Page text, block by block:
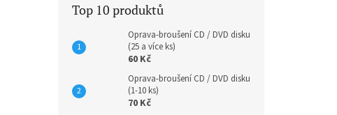
Top 10 produktů
Oprava-broušení CD / DVD disku
(25 a více ks)
60 Kč
Oprava-broušení CD / DVD disku
(1-10 ks)
70 Kč